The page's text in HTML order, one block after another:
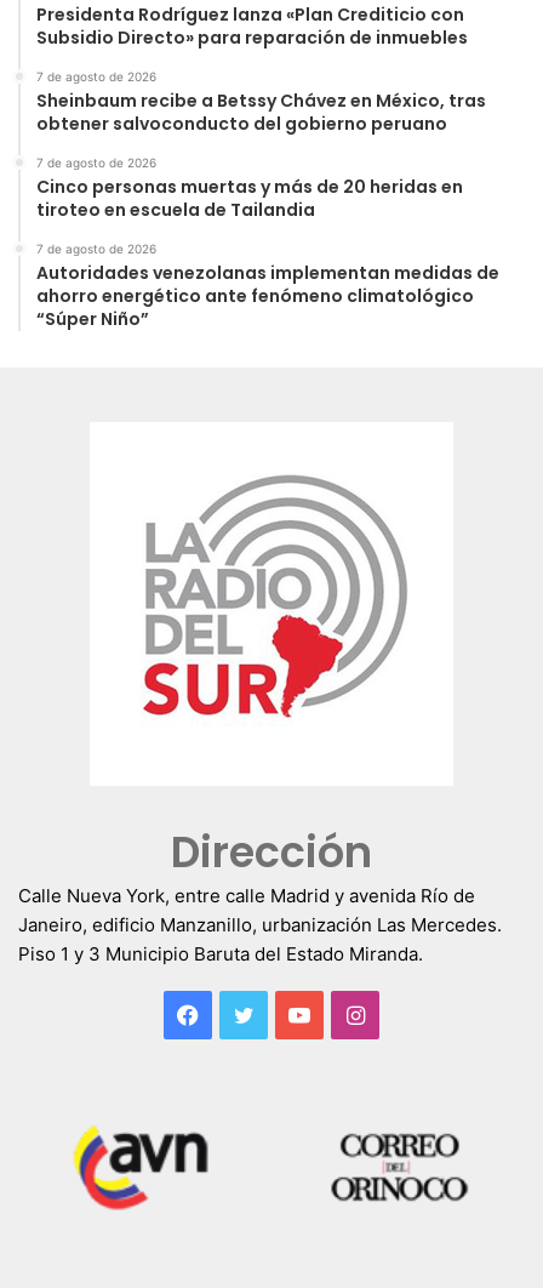
Presidenta Rodríguez lanza «Plan Crediticio con
Subsidio Directo» para reparación de inmuebles
7 de agosto de 2026
Sheinbaum recibe a Betssy Chávez en México, tras
obtener salvoconducto del gobierno peruano
7 de agosto de 2026
Cinco personas muertas y más de 20 heridas en
tiroteo en escuela de Tailandia
7 de agosto de 2026
Autoridades venezolanas implementan medidas de
ahorro energético ante fenómeno climatológico
“Súper Niño”
Dirección
Calle Nueva York, entre calle Madrid y avenida Río de
Janeiro, edificio Manzanillo, urbanización Las Mercedes.
Piso 1 y 3 Municipio Baruta del Estado Miranda.
Facebook
TwitterYouTubeInstagram